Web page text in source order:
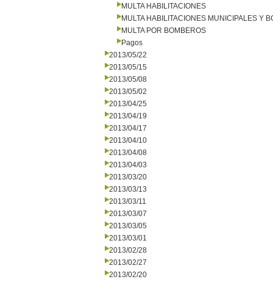
MULTA HABILITACIONES
MULTA HABILITACIONES MUNICIPALES Y
MULTA POR BOMBEROS
Pagos
2013/05/22
2013/05/15
2013/05/08
2013/05/02
2013/04/25
2013/04/19
2013/04/17
2013/04/10
2013/04/08
2013/04/03
2013/03/20
2013/03/13
2013/03/11
2013/03/07
2013/03/05
2013/03/01
2013/02/28
2013/02/27
2013/02/20